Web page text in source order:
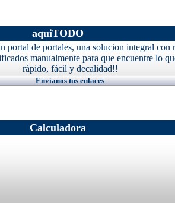
aquiTODO
portal de portales, una solucion integral con
manualmente para que encuentre lo
rápido, fácil y decalidad!!
Envíanos tus enlaces
Calculadora